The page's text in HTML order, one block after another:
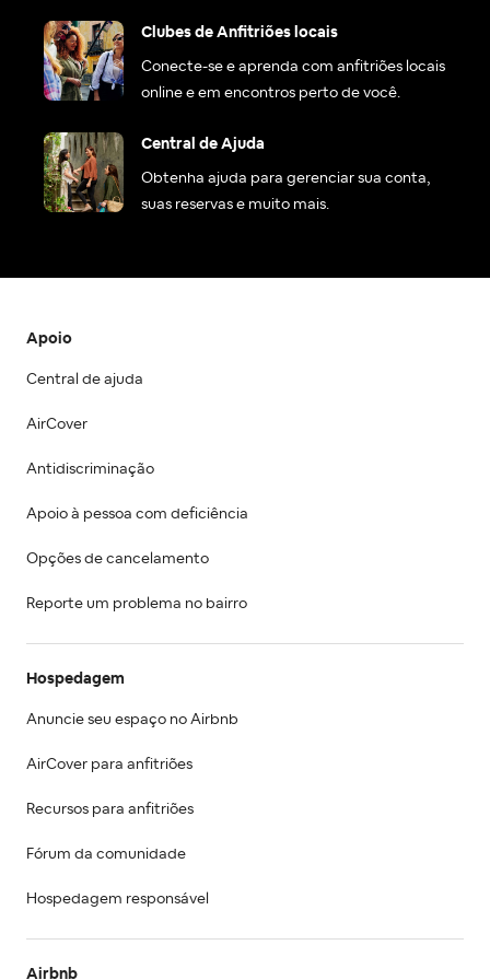
Clubes de Anfitriões locais
Conecte-se e aprenda com anfitriões locais
online e em encontros perto de você.
Central de Ajuda
Obtenha ajuda para gerenciar sua conta,
suas reservas e muito mais.
Apoio
Central de ajuda
AirCover
Antidiscriminação
Apoio à pessoa com deficiência
Opções de cancelamento
Reporte um problema no bairro
Hospedagem
Anuncie seu espaço no Airbnb
AirCover para anfitriões
Recursos para anfitriões
Fórum da comunidade
Hospedagem responsável
Airbnb